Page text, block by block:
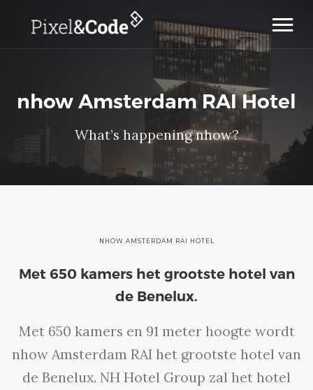
Diensten
Over ons
Contact
nhow Amsterdam RAI Hotel
What’s happening nhow?
NHOW AMSTERDAM RAI HOTEL
Met 650 kamers het grootste hotel van
de Benelux.
Met 650 kamers en 91 meter hoogte wordt
nhow Amsterdam RAI het grootste hotel van
de Benelux. NH Hotel Group zal het hotel